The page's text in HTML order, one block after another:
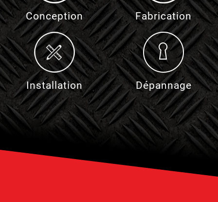
Conception Fabrication
Installation Dépannage